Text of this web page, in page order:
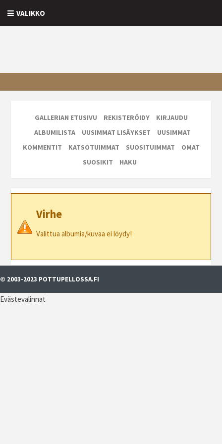
VALIKKO
GALLERIAN ETUSIVU REKISTERÖIDY
KIRJAUDU
ALBUMILISTA
UUSIMMAT LISÄYKSET
UUSIMMAT
KOMMENTIT
KATSOTUIMMAT SUOSITUIMMAT
OMAT
SUOSIKIT
HAKU
Virhe
Valittua albumia/kuvaa ei löydy!
© 2003-2023 POTTUPELLOSSA.FI
Evästevalinnat